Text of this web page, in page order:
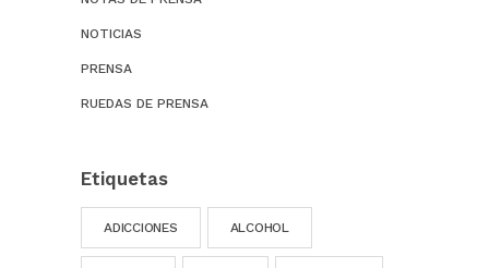
NOTICIAS
PRENSA
RUEDAS DE PRENSA
Etiquetas
ADICCIONES ALCOHOL